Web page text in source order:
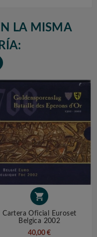
LA MISMA

Cartera Oficial Euroset
Belgica 2002
40,00 €